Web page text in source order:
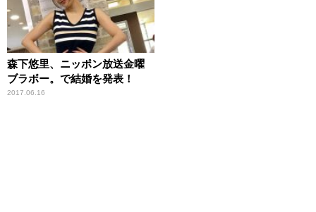
森下悠里、ニッポン放送金曜
ブラボー。で結婚を発表！
2017.06.16